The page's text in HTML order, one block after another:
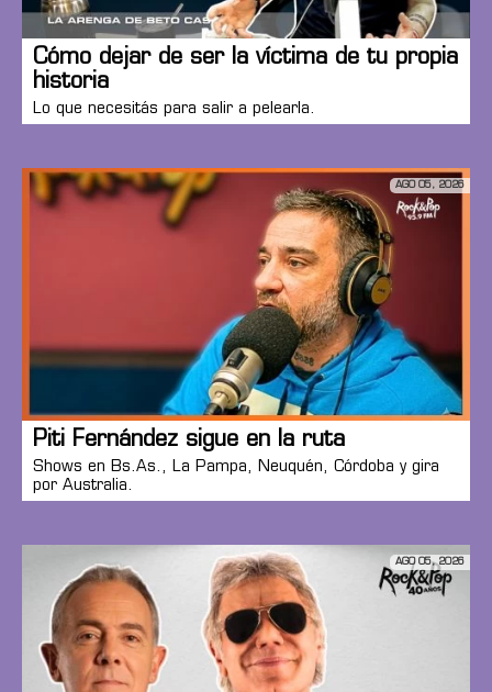
Cómo dejar de ser la víctima de tu propia
historia
Lo que necesitás para salir a pelearla.
AGO 05, 2026
Piti Fernández sigue en la ruta
Shows en Bs.As., La Pampa, Neuquén, Córdoba y gira
por Australia.
AGO 05, 2026